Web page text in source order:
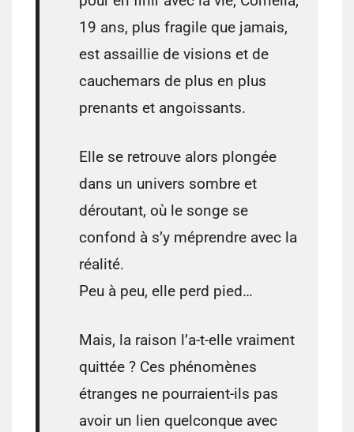
19 ans, plus fragile que jamais,
est assaillie de visions et de
cauchemars de plus en plus
prenants et angoissants.
Elle se retrouve alors plongée
dans un univers sombre et
déroutant, où le songe se
confond à s’y méprendre avec la
réalité.
Peu à peu, elle perd pied…
Mais, la raison l’a-t-elle vraiment
quittée ? Ces phénomènes
étranges ne pourraient-ils pas
avoir un lien quelconque avec